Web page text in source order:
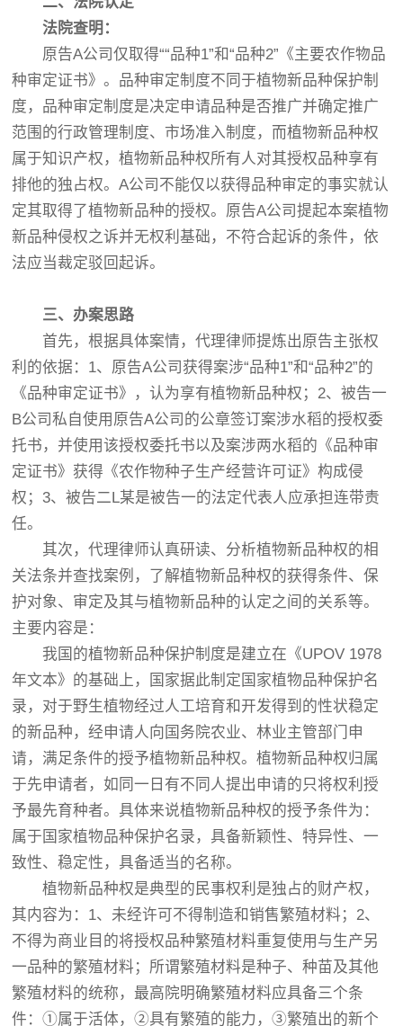
法院查明：
原告A公司仅取得““品种1”和“品种2”《主要农作物品
种审定证书》。品种审定制度不同于植物新品种保护制
度，品种审定制度是决定申请品种是否推广并确定推广
范围的行政管理制度、市场准入制度，而植物新品种权
属于知识产权，植物新品种权所有人对其授权品种享有
排他的独占权。A公司不能仅以获得品种审定的事实就认
定其取得了植物新品种的授权。原告A公司提起本案植物
新品种侵权之诉并无权利基础，不符合起诉的条件，依
法应当裁定驳回起诉。
三、办案思路
首先，根据具体案情，代理律师提炼出原告主张权
利的依据：1、原告A公司获得案涉“品种1”和“品种2”的
《品种审定证书》，认为享有植物新品种权；2、被告一
B公司私自使用原告A公司的公章签订案涉水稻的授权委
托书，并使用该授权委托书以及案涉两水稻的《品种审
定证书》获得《农作物种子生产经营许可证》构成侵
权；3、被告二L某是被告一的法定代表人应承担连带责
任。
其次，代理律师认真研读、分析植物新品种权的相
关法条并查找案例，了解植物新品种权的获得条件、保
护对象、审定及其与植物新品种的认定之间的关系等。
主要内容是：
我国的植物新品种保护制度是建立在《UPOV 1978
年文本》的基础上，国家据此制定国家植物品种保护名
录，对于野生植物经过人工培育和开发得到的性状稳定
的新品种，经申请人向国务院农业、林业主管部门申
请，满足条件的授予植物新品种权。植物新品种权归属
于先申请者，如同一日有不同人提出申请的只将权利授
予最先育种者。具体来说植物新品种权的授予条件为：
属于国家植物品种保护名录，具备新颖性、特异性、一
致性、稳定性，具备适当的名称。
植物新品种权是典型的民事权利是独占的财产权，
其内容为：1、未经许可不得制造和销售繁殖材料；2、
不得为商业目的将授权品种繁殖材料重复使用与生产另
一品种的繁殖材料；所谓繁殖材料是种子、种苗及其他
繁殖材料的统称，最高院明确繁殖材料应具备三个条
件：①属于活体，②具有繁殖的能力，③繁殖出的新个